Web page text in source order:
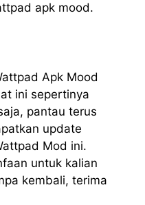
apk mood.
Apk Mood
ini sepertinya
pantau terus
update
Mod ini.
untuk kalian
kembali, terima